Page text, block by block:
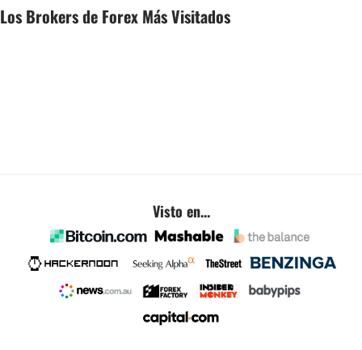
Los Brokers de Forex Más Visitados
Visto en...